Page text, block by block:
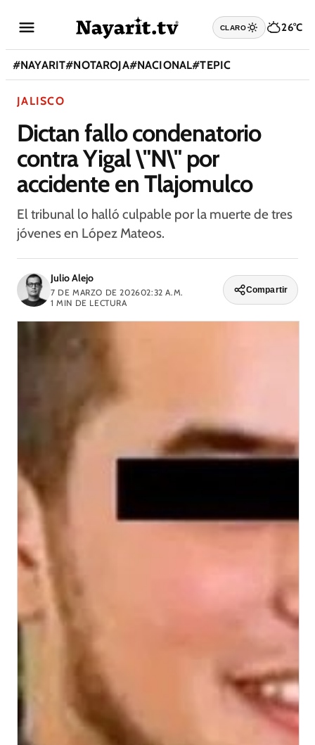
CLARO 26°C
#NAYARIT#NOTAROJA#NACIONAL#TEPIC
JALISCO
Dictan fallo condenatorio
contra Yigal \"N\" por
accidente en Tlajomulco
El tribunal lo halló culpable por la muerte de tres
jóvenes en López Mateos.
Julio Alejo
7 DE MARZO DE 202602:32 A.M.
1 MIN DE LECTURA
Compartir